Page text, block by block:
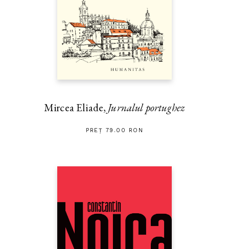
creaţiei literare, chipul etern a două ţări şi două universuri –
Japonia, o «Afrodită orientală», şi China, «ţestoasa
naţiunilor».“ — ELENA LAZĂR
„După romaneleZorba Grecul,Hristos răstignit din nou
, memorialistica reprezintă
partea cea mai valoroasă a operei lui Kazantzakis şi se bucură de
călătorul filozof căruia locurile văzute, oamenii, creaţiile lor,
istoria lor, credinţele şi obiceiurile lor îi trezesc reflecţii adânci
frumuseţea exprimării aprind sufletul cititorului, iar prin
Mircea Eliade, Jurnalul portughez
PREȚ 79.00 RON